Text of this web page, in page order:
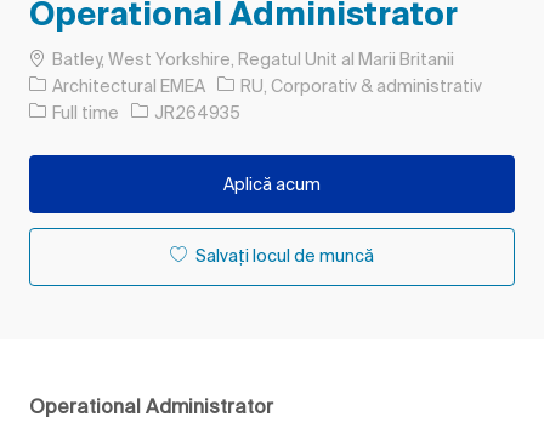
Operational Administrator
LocBatley, West Yorkshire, Regatul Unit al Marii Britanii
Architectural EMEA
Categorie
RU, Corporativ & administrativ
Tipul postului
Full time Job IdJR264935
Aplică acum
Salvați locul de muncă
Operational Administrator